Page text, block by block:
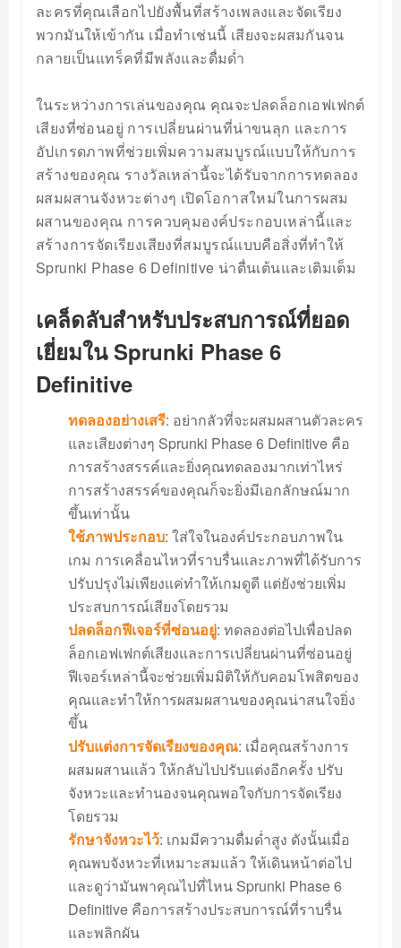
ละครที่คุณเลือกไปยังพื้นที่สร้างเพลงและจัดเรียง
พวกมันให้เข้ากัน เมื่อทำเช่นนี้ เสียงจะผสมกันจน
กลายเป็นแทร็คที่มีพลังและดื่มด่ำ
ในระหว่างการเล่นของคุณ คุณจะปลดล็อกเอฟเฟกต์
เสียงที่ซ่อนอยู่ การเปลี่ยนผ่านที่น่าขนลุก และการ
อัปเกรดภาพที่ช่วยเพิ่มความสมบูรณ์แบบให้กับการ
สร้างของคุณ รางวัลเหล่านี้จะได้รับจากการทดลอง
ผสมผสานจังหวะต่างๆ เปิดโอกาสใหม่ในการผสม
ผสานของคุณ การควบคุมองค์ประกอบเหล่านี้และ
สร้างการจัดเรียงเสียงที่สมบูรณ์แบบคือสิ่งที่ทำให้
Sprunki Phase 6 Definitive น่าตื่นเต้นและเติมเต็ม
เคล็ดลับสำหรับประสบการณ์ที่ยอด
เยี่ยมใน Sprunki Phase 6
Definitive
ทดลองอย่างเสรี: อย่ากลัวที่จะผสมผสานตัวละคร
และเสียงต่างๆ Sprunki Phase 6 Definitive คือ
การสร้างสรรค์และยิ่งคุณทดลองมากเท่าไหร่
การสร้างสรรค์ของคุณก็จะยิ่งมีเอกลักษณ์มาก
ขึ้นเท่านั้น
ใช้ภาพประกอบ: ใส่ใจในองค์ประกอบภาพใน
เกม การเคลื่อนไหวที่ราบรื่นและภาพที่ได้รับการ
ปรับปรุงไม่เพียงแค่ทำให้เกมดูดี แต่ยังช่วยเพิ่ม
ประสบการณ์เสียงโดยรวม
ปลดล็อกฟีเจอร์ที่ซ่อนอยู่: ทดลองต่อไปเพื่อปลด
ล็อกเอฟเฟกต์เสียงและการเปลี่ยนผ่านที่ซ่อนอยู่
ฟีเจอร์เหล่านี้จะช่วยเพิ่มมิติให้กับคอมโพสิตของ
คุณและทำให้การผสมผสานของคุณน่าสนใจยิ่ง
ขึ้น
ปรับแต่งการจัดเรียงของคุณ: เมื่อคุณสร้างการ
ผสมผสานแล้ว ให้กลับไปปรับแต่งอีกครั้ง ปรับ
จังหวะและทำนองจนคุณพอใจกับการจัดเรียง
โดยรวม
รักษาจังหวะไว้: เกมมีความดื่มด่ำสูง ดังนั้นเมื่อ
คุณพบจังหวะที่เหมาะสมแล้ว ให้เดินหน้าต่อไป
และดูว่ามันพาคุณไปที่ไหน Sprunki Phase 6
Definitive คือการสร้างประสบการณ์ที่ราบรื่น
และพลิกผัน